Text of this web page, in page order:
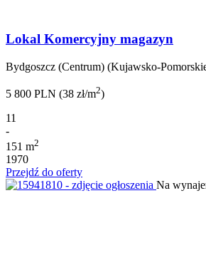
Lokal Komercyjny magazyn
Bydgoszcz (Centrum) (Kujawsko-
5 800 PLN (38 zł/m2)
11
-
151 m2
1970
Przejdź do oferty
Na